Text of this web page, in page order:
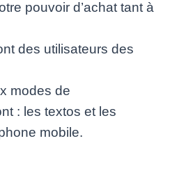
pouvoir d’achat tant à
des utilisateurs des
modes de
: les textos et les
mobile.